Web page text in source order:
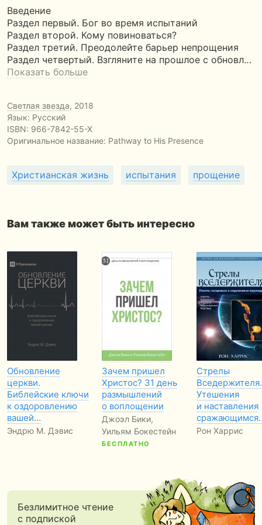
Введение
Раздел первый. Бог во время испытаний
Раздел второй. Кому повиноваться?
Раздел третий. Преодолейте барьер непрощения
Раздел четвертый. Взгляните на прошлое с обновл…
Показать больше
Светлая звезда, 2018
Язык: Русский
ISBN: 966-7842-55-X
Оригинальное название: Pathway to His Presence
Христианская жизнь испытания прощение
Вам также может быть интересно
Обновление
церкви.
Библейские ключи
к оздоровлению
вашей…
Эндрю М. Дэвис
Зачем пришел
Христос? 31 день
размышлений
о воплощении
Джоэл Бики,
Уильям Бокестейн
БЕСПЛАТНО
Стрелы
Вседержителя.
Утешения
и наставления
Рон Харрис
Безлимитное чтение
с подпиской